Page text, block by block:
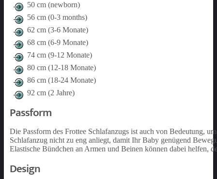
50 cm (newborn)
56 cm (0-3 months)
62 cm (3-6 Monate)
68 cm (6-9 Monate)
74 cm (9-12 Monate)
80 cm (12-18 Monate)
86 cm (18-24 Monate)
92 cm (2 Jahre)
Passform
Die Passform des Frottee Schlafanzugs ist auch von Bedeutung,
Schlafanzug nicht zu eng anliegt, damit Ihr Baby genügend
Elastische Bündchen an Armen und Beinen können dabei helfen,
Design